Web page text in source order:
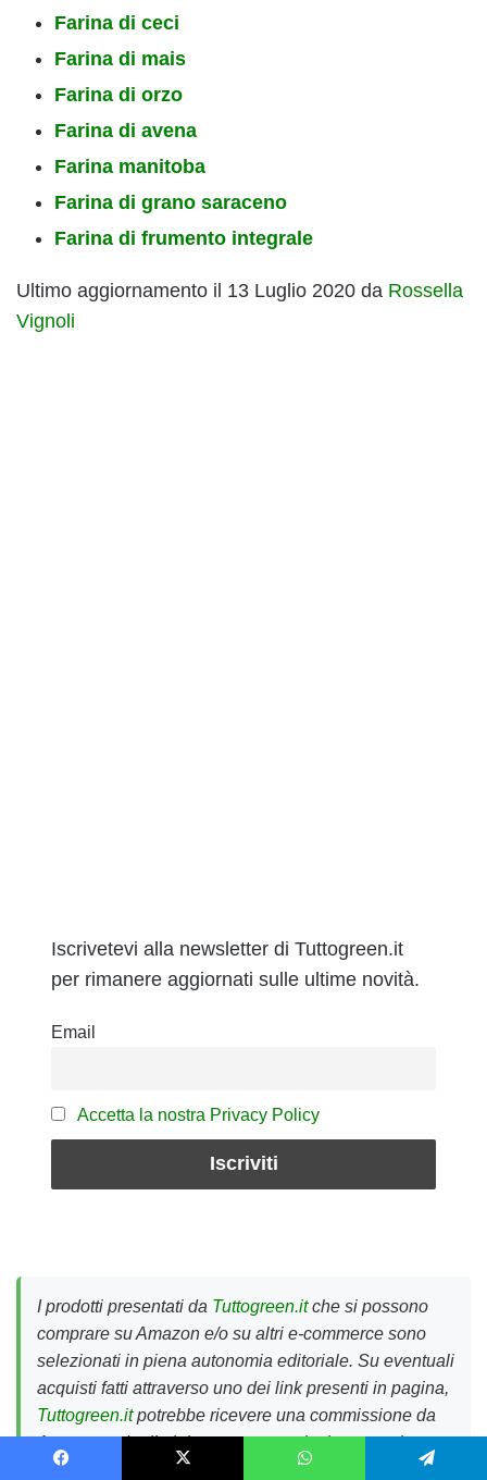
Farina di ceci
Farina di mais
Farina di orzo
Farina di avena
Farina manitoba
Farina di grano saraceno
Farina di frumento integrale
Ultimo aggiornamento il 13 Luglio 2020 da Rossella
Vignoli
Iscrivetevi alla newsletter di Tuttogreen.it
per rimanere aggiornati sulle ultime novità.
Email
Accetta la nostra Privacy Policy
I prodotti presentati da Tuttogreen.itche si possono
comprare su Amazon e/o su altri e-commerce sono
selezionati in piena autonomia editoriale. Su eventuali
acquisti fatti attraverso uno dei link presenti in pagina,
Tuttogreen.itpotrebbe ricevere una commissione da
Amazon o dagli altri e-commerce citati, senza che
cambi il prezzo di vendita per il cliente finale. I prezzi